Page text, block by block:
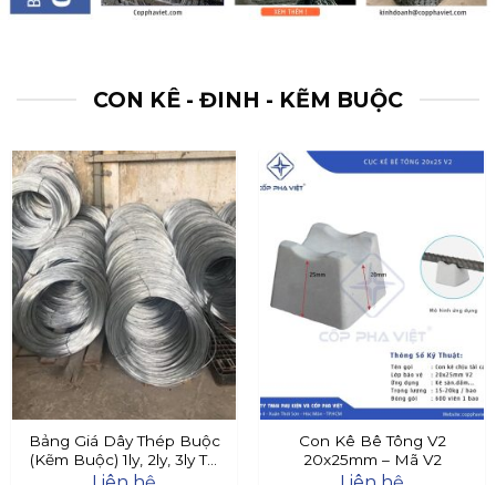
CON KÊ - ĐINH - KẼM BUỘC
Bảng Giá Dây Thép Buộc
(Kẽm Buộc) 1ly, 2ly, 3ly Tại
Đây
Con Kê Bê Tông V2
20x25mm – Mã V2